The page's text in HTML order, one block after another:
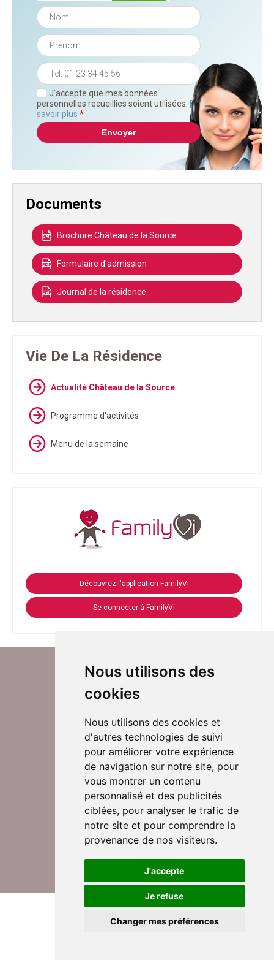
Nous utilisons des
cookies
Nous utilisons des cookies et
d'autres technologies de suivi
pour améliorer votre expérience
de navigation sur notre site, pour
vous montrer un contenu
personnalisé et des publicités
ciblées, pour analyser le trafic de
notre site et pour comprendre la
provenance de nos visiteurs.
J'accepte
Je refuse
Changer mes préférences
J'accepte que mes données
personnelles recueillies soient utilisées. En
savoir plus *
Documents
Brochure Château de la Source
Formulaire d'admission
Journal de la résidence
Vie De La Résidence
Actualité Château de la Source
Programme d'activités
Menu de la semaine
Découvrez l'application FamilyVi
Se connecter à FamilyVi
Suivez-nous sur Twitter
Rejoignez nos équipes
Nous contacter
© DomusVi 2026
Mentions légales